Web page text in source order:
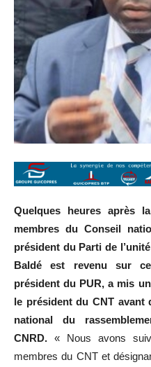
Quelques heures après
membres du Conseil
président du Parti de
Baldé est revenu sur
président du PUR, a mis
le président du CNT avant
national du
CNRD. « Nous avons
membres du CNT et